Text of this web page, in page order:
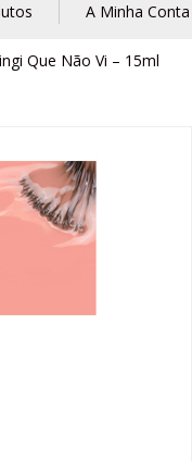
A Minha Conta
Que Não Vi – 15ml